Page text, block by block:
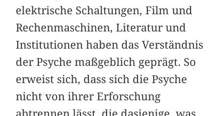
elektrische Schaltungen, Film und
Rechenmaschinen, Literatur und
Institutionen haben das Verständnis
der Psyche maßgeblich geprägt. So
erweist sich, dass sich die Psyche
nicht von ihrer Erforschung